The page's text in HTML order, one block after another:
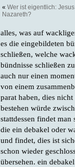
« Wer ist eigentlich:
Nazareth?
alles, was auf
es die eingebildeten
schließen, welche
bündnisse schließen
auch nur einen
von einem
parat haben, dies
bestehen würde
stattdessen findet man
die ein debakel oder
und findet, dies ist
schon wieder
übersehen. ein